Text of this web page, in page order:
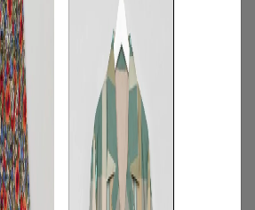
2026.07.23